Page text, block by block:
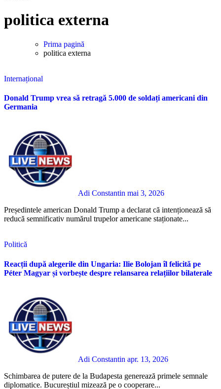
politica externa
Prima pagină
politica externa
Internațional
Donald Trump vrea să retragă 5.000 de soldați americani din
Germania
Adi Constantin mai 3, 2026
Președintele american Donald Trump a declarat că intenționează să
reducă semnificativ numărul trupelor americane staționate...
Politică
Reacții după alegerile din Ungaria: Ilie Bolojan îl felicită pe
Péter Magyar și vorbește despre relansarea relațiilor bilaterale
Adi Constantin apr. 13, 2026
Schimbarea de putere de la Budapesta generează primele semnale
diplomatice. Bucureștiul mizează pe o cooperare...